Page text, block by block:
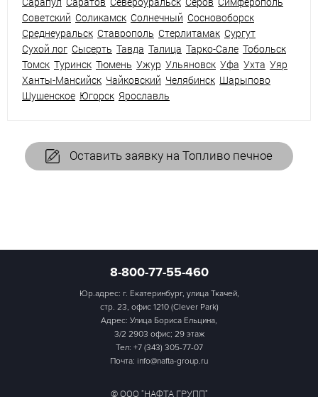
Советский Соликамск Солнечный Сосновоборск
Среднеуральск Ставрополь Стерлитамак Сургут
Сухой лог Сысерть Тавда Талица Тарко-Сале Тобольск
Томск Туринск Тюмень Ужур Ульяновск Уфа Ухта Уяр
Ханты-Мансийск Чайковский Челябинск Шарыпово
Шушенское Югорск Ярославль
Оставить заявку на Топливо печное
8-800-77-55-460
Юр.адрес: г. Екатеринбург, улица Ткачей,
стр. 23, офис 1210 (Clever Park)
Адрес: Улица Бориса Ельцина,
3/2 2903 офис; 29 этаж
Тел: +7 (343) 305-77-07
Почта: info@nafta-group.ru
© ООО "НАФТА ГРУПП"